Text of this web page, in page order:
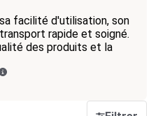
facilité d'utilisation, son
rapide et soigné.
des produits et la